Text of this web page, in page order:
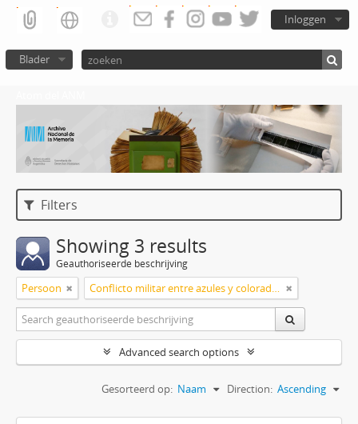
Inloggen
Blader
Filters
Showing 3 results
Geauthoriseerde beschrijving
Persoon Conflicto militar entre azules y colorados
Advanced search options
Gesorteerd op: Naam Direction: Ascending